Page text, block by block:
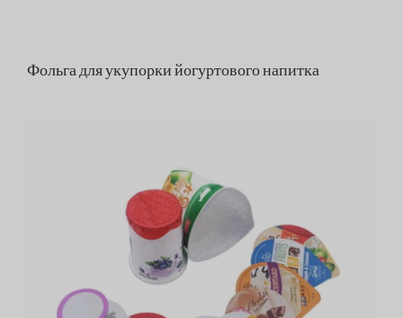
Фольга для укупорки йогуртового напитка